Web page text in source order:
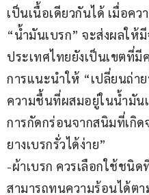
เป็นเนื้อเดียวกันได้ เมื่อค
“น้ำมันเบรก” จะส่งผลให้
ประเทศไทยยังเป็นเขตที่มี
การแนะนำให้ “เปลี่ยนถ่า
ความชื้นที่ผสมอยู่ในน้ำมัน
การกัดกร่อนจากสนิมที่เกิ
ยางเบรกรั่วได้ง่าย”
-ผ้าเบรก ควรเลือกใช้ชนิ
สามารถทนความร้อนได้ต